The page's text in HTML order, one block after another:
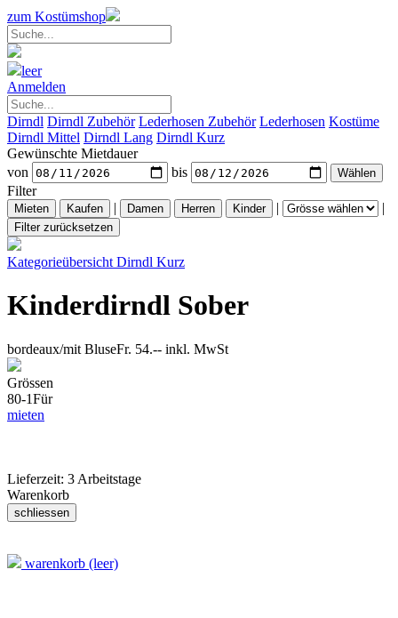
zum Kostümshop
leer
Anmelden
Dirndl Dirndl Zubehör Lederhosen Zubehör Lederhosen Kostüme
Dirndl Mittel Dirndl Lang Dirndl Kurz
Gewünschte Mietdauer
von
bis
Filter
|
| |
Kategorieübersicht Dirndl Kurz
Kinderdirndl Sober
bordeaux/mit BluseFr. 54.-- inkl. MwSt
Grössen
80-1Für
mieten
Lieferzeit: 3 Arbeitstage
Warenkorb
warenkorb (leer)